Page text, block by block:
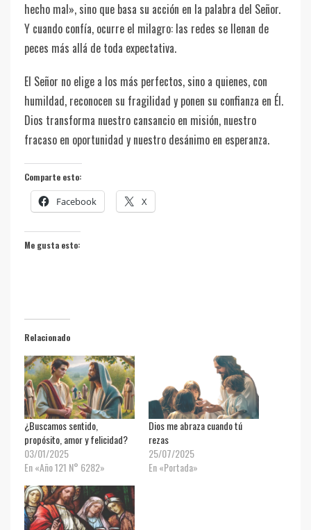
hecho mal», sino que basa su acción en la palabra del Señor.
Y cuando confía, ocurre el milagro: las redes se llenan de
peces más allá de toda expectativa.
El Señor no elige a los más perfectos, sino a quienes, con
humildad, reconocen su fragilidad y ponen su confianza en Él.
Dios transforma nuestro cansancio en misión, nuestro
fracaso en oportunidad y nuestro desánimo en esperanza.
Comparte esto:
Facebook X
Me gusta esto:
Relacionado
¿Buscamos sentido,
propósito, amor y felicidad?
03/01/2025
En «Año 121 N° 6282»
Dios me abraza cuando tú
rezas
25/07/2025
En «Portada»